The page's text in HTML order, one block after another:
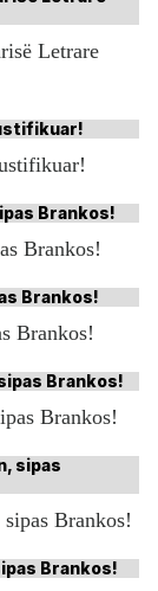
Letrare
Brankos!
Brankos!
Brankos!
Brankos!